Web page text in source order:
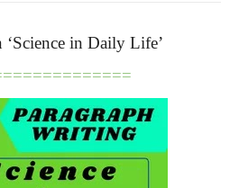
‘Science in Daily Life’